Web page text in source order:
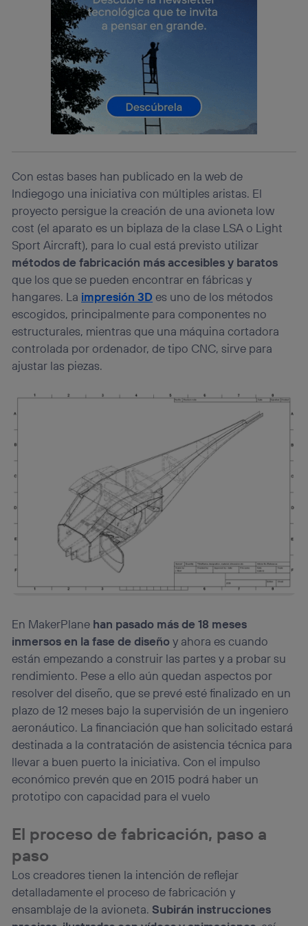
Con estas bases han publicado en la web de
Indiegogo una iniciativa con múltiples aristas. El
proyecto persigue la creación de una avioneta low
cost (el aparato es un biplaza de la clase LSA o Light
Sport Aircraft), para lo cual está previsto utilizar
métodos de fabricación más accesibles y baratos
que los que se pueden encontrar en fábricas y
hangares. La impresión 3Des uno de los métodos
escogidos, principalmente para componentes no
estructurales, mientras que una máquina cortadora
controlada por ordenador, de tipo CNC, sirve para
ajustar las piezas.
En MakerPlane han pasado más de 18 meses
inmersos en la fase de diseñoy ahora es cuando
están empezando a construir las partes y a probar su
rendimiento. Pese a ello aún quedan aspectos por
resolver del diseño, que se prevé esté finalizado en un
plazo de 12 meses bajo la supervisión de un ingeniero
aeronáutico. La financiación que han solicitado estará
destinada a la contratación de asistencia técnica para
llevar a buen puerto la iniciativa. Con el impulso
económico prevén que en 2015 podrá haber un
prototipo con capacidad para el vuelo
El proceso de fabricación, paso a
paso
Los creadores tienen la intención de reflejar
detalladamente el proceso de fabricación y
ensamblaje de la avioneta.Subirán instrucciones
telecomunicaciones vinculada a la conexión que utilizas
(p. ej., número de teléfono móvil).
Este identificador se asigna a la conexión de internet, por
lo que cualquier persona que conecte su dispositivo y
consienta el uso de la tecnología recibirá el mismo
identificador. Típicamente:
Si utilizas unaconexión de banda ancha
el marketing o análisis se realizará en función de las
actividades de navegación de los miembros del hogar
que hayan dado su consentimiento.
Si utilizasdatos móviles, el marketing será más
navegación del usuario del móvil.
Puedes gestionar los consentimientos Utiq seleccionando
“Administrar Utiq” en la parte inferior de esta página web o
visitando el portal de privacidad de Utiq
(“consenthub”)
. Para más información, consulta
la política de privacidad de Utiq .